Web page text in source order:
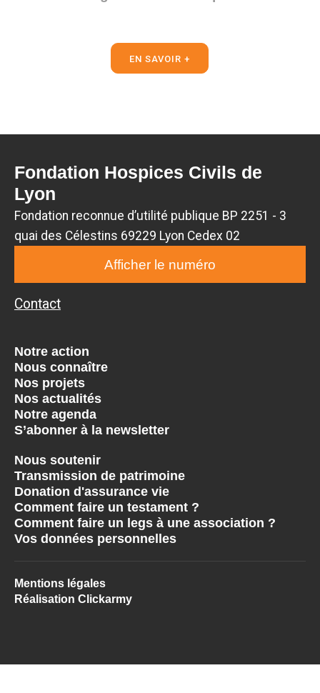
EN SAVOIR +
Fondation Hospices Civils de
Lyon
Fondation reconnue d’utilité publique BP 2251 - 3
quai des Célestins 69229 Lyon Cedex 02
Afficher le numéro
Contact
Notre action
Nous connaître
Nos projets
Nos actualités
Notre agenda
S’abonner à la newsletter
Nous soutenir
Transmission de patrimoine
Donation d'assurance vie
Comment faire un testament ?
Comment faire un legs à une association ?
Vos données personnelles
Mentions légales
Réalisation Clickarmy